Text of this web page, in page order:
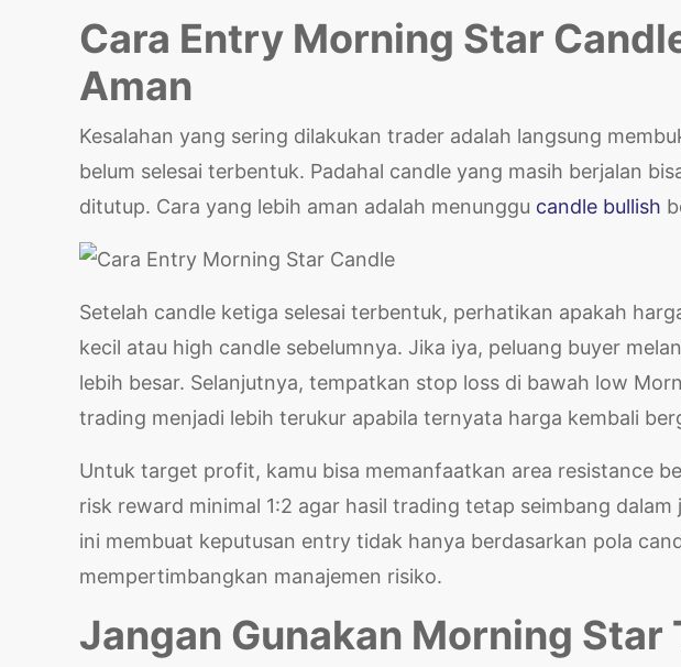
Cara Entry Morning Star
Aman
Kesalahan yang sering dilakukan trader adalah langsung
belum selesai terbentuk. Padahal candle yang masih berjalan
ditutup. Cara yang lebih aman adalah menunggu candle bullish
Setelah candle ketiga selesai terbentuk, perhatikan apakah
kecil atau high candle sebelumnya. Jika iya, peluang buyer
lebih besar. Selanjutnya, tempatkan stop loss di bawah low
trading menjadi lebih terukur apabila ternyata harga kembali
Untuk target profit, kamu bisa memanfaatkan area resistance
risk reward minimal 1:2 agar hasil trading tetap seimbang
ini membuat keputusan entry tidak hanya berdasarkan pola
mempertimbangkan manajemen risiko.
Jangan Gunakan Morning Star